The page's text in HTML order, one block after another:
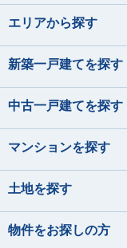
エリアから探す
新築一戸建てを探す
中古一戸建てを探す
マンションを探す
土地を探す
物件をお探しの方